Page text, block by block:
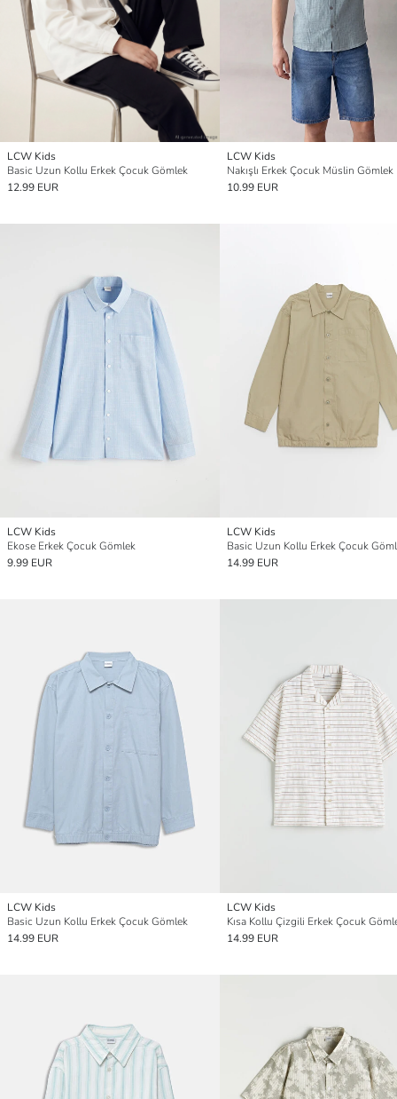
LCW Kids
Basic Uzun Kollu Erkek Çocuk Gömlek
12.99 EUR
LCW Kids
Nakışlı Erkek Çocuk Müslin Gömlek
10.99 EUR
LCW Kids
Ekose Erkek Çocuk Gömlek
9.99 EUR
LCW Kids
Basic Uzun Kollu Erkek Çocuk
14.99 EUR
LCW Kids
Basic Uzun Kollu Erkek Çocuk Gömlek
14.99 EUR
LCW Kids
Kısa Kollu Çizgili Erkek Çocuk
14.99 EUR